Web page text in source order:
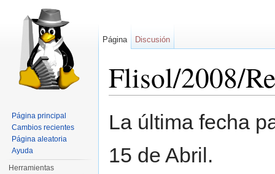
Flisol/2008/
La última fecha
15 de Abril.
Página Discusión
Página principal
Cambios recientes
Página aleatoria
Ayuda
Herramientas